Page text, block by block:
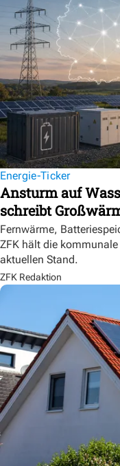
Energie-Ticker
Ansturm auf
schreibt
Fernwärme,
ZFK hält die
aktuellen Stand.
ZFK Redaktion